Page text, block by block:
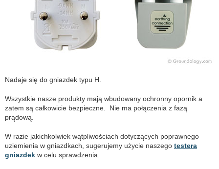
Nadaje się do gniazdek typu H.
Wszystkie nasze produkty mają wbudowany ochronny opornik a
zatem są całkowicie bezpieczne. Nie ma połączenia z fazą
prądową.
W razie jakichkolwiek wątpliwościach dotyczących poprawnego
uziemienia w gniazdkach, sugerujemy użycie naszego testera
gniazdek w celu sprawdzenia.